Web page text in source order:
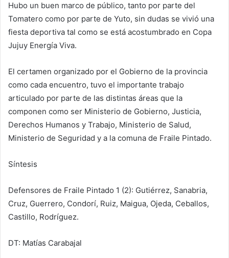
Hubo un buen marco de público, tanto por parte del
Tomatero como por parte de Yuto, sin dudas se vivió una
fiesta deportiva tal como se está acostumbrado en Copa
Jujuy Energía Viva.
El certamen organizado por el Gobierno de la provincia
como cada encuentro, tuvo el importante trabajo
articulado por parte de las distintas áreas que la
componen como ser Ministerio de Gobierno, Justicia,
Derechos Humanos y Trabajo, Ministerio de Salud,
Ministerio de Seguridad y a la comuna de Fraile Pintado.
Síntesis
Defensores de Fraile Pintado 1 (2): Gutiérrez, Sanabria,
Cruz, Guerrero, Condorí, Ruiz, Maigua, Ojeda, Ceballos,
Castillo, Rodríguez.
DT: Matías Carabajal